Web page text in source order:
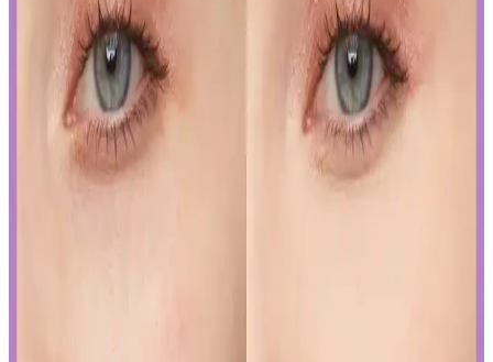
İslak Ruj Uygulama ve Bakım İpuçlarıyla
Mükemmel Dudaklara Ulaşın
İslak rujun güzelliğini ortaya çıkarmak ve kalıcılığını artırmak için
doğru uygulama teknikleri ve bakım önerileri. Dudakların temizliği,
sınır çizimi ve kat kat uygulama ile mükemmel görünüm elde edin.
Japon ve Kore Güzellik Markalarının FDA Güneş